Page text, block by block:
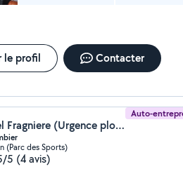
le profil Contacter
Auto-
Axel Fragniere (Urgence plombier Dijon)
(Parc des Sports)
5 (4 avis)